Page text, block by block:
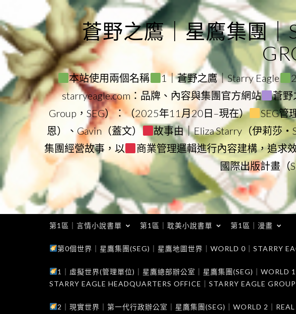
to
content
蒼野之鷹｜星鷹集團｜
本站使用兩個名稱 1｜蒼野之鷹｜Starry Eagle
starryeagle.com：品牌、內容與集團官方網站
蒼野
Group，SEG）：（2025年11月20日–現在）
SEG管
恩）、Gavin（蓋文）
故事由｜Eliza Starry（伊莉莎・
集團經營故事，以
商業管理邏輯進行內容建構，追求
國際出版計畫（
第1區｜言情小說書單 第1區｜耽美小說書單 第1區｜漫畫
第0個世界｜星鷹集團(SEG)｜星鷹地圖世界｜WORLD 0｜STARRY
1｜虛擬世界(管理單位)｜星鷹總部辦公室｜星鷹集團(SEG)｜WORLD
STARRY EAGLE HEADQUARTERS OFFICE｜STARRY EAGLE GROUP
2｜現實世界｜第一代行政辦公室｜星鷹集團(SEG)｜WORLD 2｜